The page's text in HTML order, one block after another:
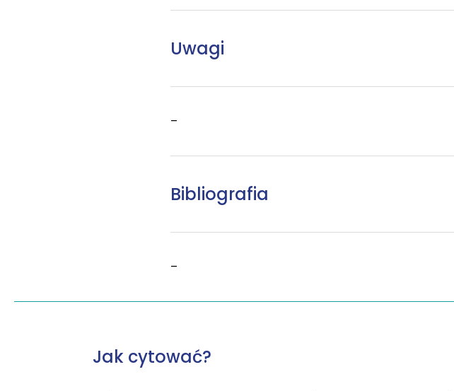
Uwagi
–
Bibliografia
–
Jak cytować?